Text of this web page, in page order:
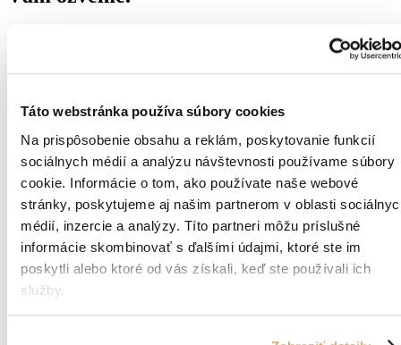
Táto webstránka používa súbory cookies
Na prispôsobenie obsahu a reklám, poskytovanie funkcií
sociálnych médií a analýzu návštevnosti používame súbory
cookie. Informácie o tom, ako používate naše webové
stránky, poskytujeme aj našim partnerom v oblasti
médií, inzercie a analýzy. Títo partneri môžu príslušné
informácie skombinovať s ďalšími údajmi, ktoré ste im
poskytli alebo ktoré od vás získali, keď ste používali ich
služby.
urýchli celý proces. Ak ho nemáte pripravený, vytvorte si ho za pár
Ďakujeme za Váš záujem
poprosíme o doplnenie údajov.
Vaše meno a priezvisko
Zadajte vaše celé meno.
Vaše telefónne číslo
Zadajte vaše telefónne čislo.
Zadajte vašu e-mailovú adresu.
Odkiaľ ste?
Zadajte miesto výkonu práce.